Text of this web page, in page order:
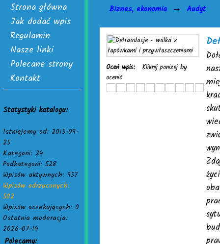
Strona główna
Jak dodać wpis
Regulamin
Nasze linki
Polecane strony
Kontakt
Statystyki katalogu:
Istniejemy od: 2015-09-
25
Kategorii: 24
Podkategorii: 528
Wpisów aktywnych: 957
Wpisów odrzuconych:
502
Wpisów oczekujących: 0
Ostatnia moderacja:
2026-07-14
Polecamy:
Biznes, ekonomia → Audyt
Oceń wpis:
Kliknij poniżej by
ocenić